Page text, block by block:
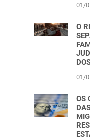
01/
O
01/
OS